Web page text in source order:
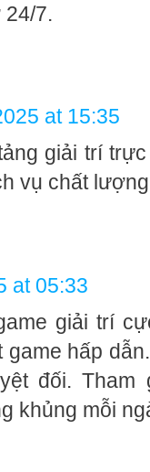
24/7.
at 15:35
giải trí
vụ chất
at 05:33
giải trí
game hấp
đối.
khủng mỗi